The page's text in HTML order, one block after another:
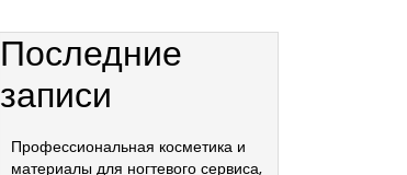
Последние
записи
Профессиональная косметика и
материалы для ногтевого сервиса,